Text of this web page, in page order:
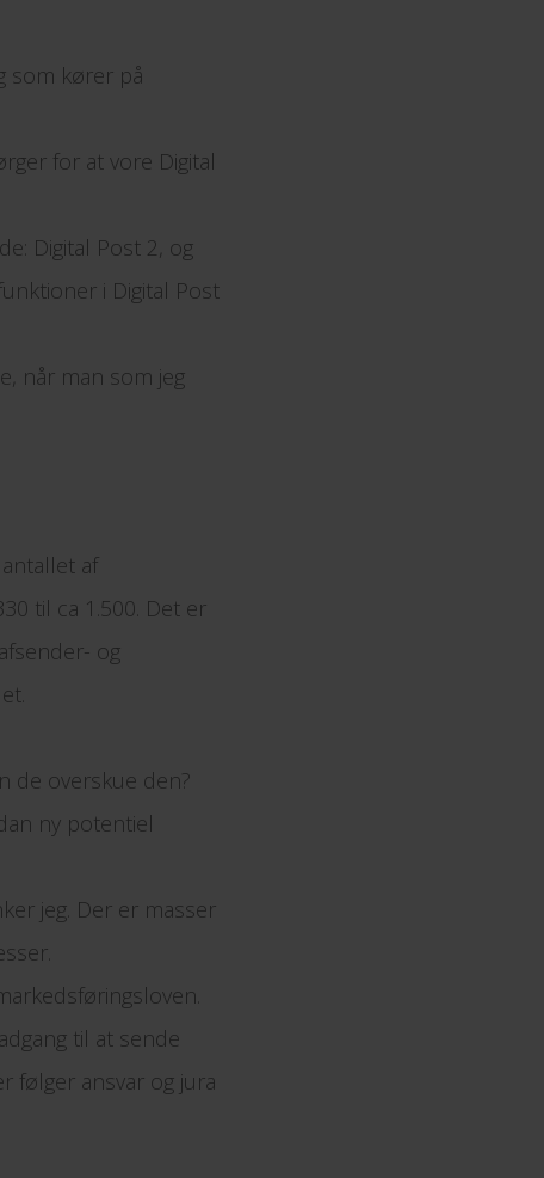
som kører på
for at vore Digital
Digital Post 2, og
i Digital Post
når man som jeg
af
til ca 1.500. Det er
og
de overskue den?
ny potentiel
jeg. Der er masser
til at sende
følger ansvar og jura